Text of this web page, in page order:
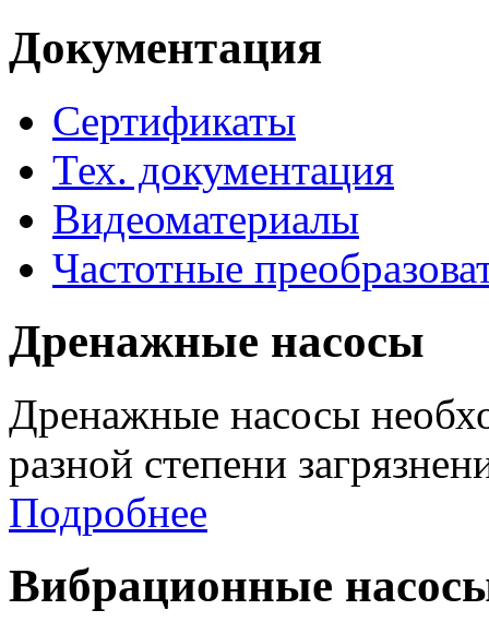
Документация
Сертификаты
Тех. документация
Видеоматериалы
Частотные
Дренажные насосы
Дренажные насосы
разной степени
Подробнее
Вибрационные